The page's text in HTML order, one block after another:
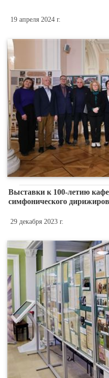
19 апреля 2024 г.
Выставки к 100-летию
симфонического
29 декабря 2023 г.